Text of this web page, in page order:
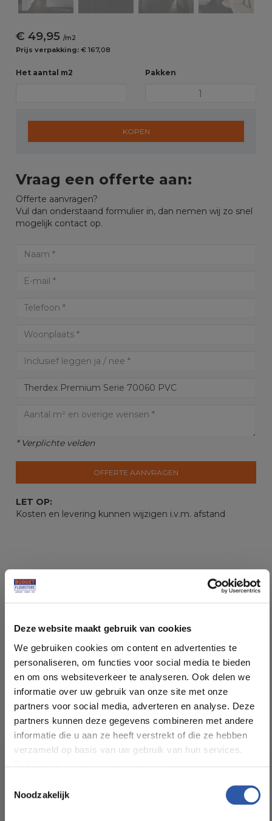
Deze website maakt gebruik van cookies
We gebruiken cookies om content en advertenties te
personaliseren, om functies voor social media te bieden
en om ons websiteverkeer te analyseren. Ook delen we
informatie over uw gebruik van onze site met onze
partners voor social media, adverteren en analyse. Deze
partners kunnen deze gegevens combineren met andere
informatie die u aan ze heeft verstrekt of die ze hebben
verzameld op basis van uw gebruik van hun services.
Noodzakelijk
€ 49,95/m2
Prijs verpakking: € 167,08
Het aantal m2 Pakken
KOPEN
Vraag een offerte aan:
Offerte aanvragen?
Vul dan onderstaand formulier in, dan nemen wij zo snel
mogelijk contact op.
* Verplichte velden
OFFERTE AANVRAGEN
LET OP:
Kosten en levering kunnen wijzigen i.v.m. afstand
Soort vloer: Rechte Plank Lijm
Kleur: Zwart Bruin (Wenge)
Pakinhoud (m²): 3,345